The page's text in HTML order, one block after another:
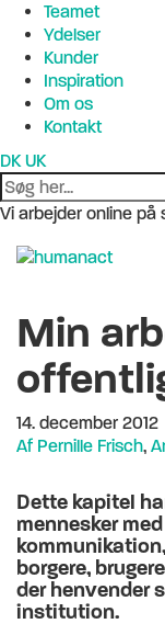
Teamet
Ydelser
Kunder
Inspiration
Om os
Kontakt
DK UK
Vi arbejder online på
Min
14. december 2012
Af Pernille Frisch,
Dette kapitel
mennesker
borgere,
der henvender
institution.